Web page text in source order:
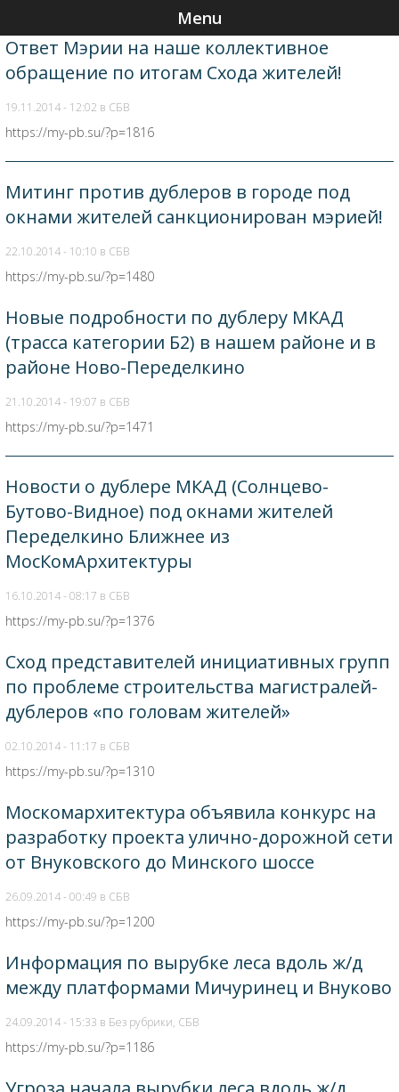
Menu
Ответ Мэрии на наше коллективное
обращение по итогам Схода жителей!
19.11.2014 - 12:02 в СБВ
https://my-pb.su/?p=1816
Митинг против дублеров в городе под
окнами жителей санкционирован мэрией!
22.10.2014 - 10:10 в СБВ
https://my-pb.su/?p=1480
Новые подробности по дублеру МКАД
(трасса категории Б2) в нашем районе и в
районе Ново-Переделкино
21.10.2014 - 19:07 в СБВ
https://my-pb.su/?p=1471
Новости о дублере МКАД (Солнцево-
Бутово-Видное) под окнами жителей
Переделкино Ближнее из
МосКомАрхитектуры
16.10.2014 - 08:17 в СБВ
https://my-pb.su/?p=1376
Сход представителей инициативных групп
по проблеме строительства магистралей-
дублеров «по головам жителей»
02.10.2014 - 11:17 в СБВ
https://my-pb.su/?p=1310
Москомархитектура объявила конкурс на
разработку проекта улично-дорожной сети
от Внуковского до Минского шоссе
26.09.2014 - 00:49 в СБВ
https://my-pb.su/?p=1200
Информация по вырубке леса вдоль ж/д
между платформами Мичуринец и Внуково
24.09.2014 - 15:33 в Без рубрики, СБВ
https://my-pb.su/?p=1186